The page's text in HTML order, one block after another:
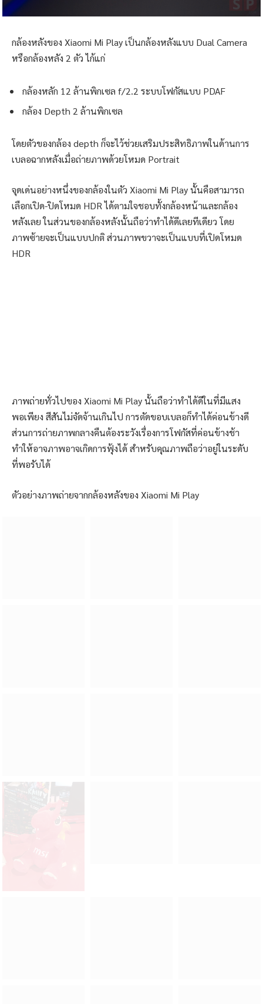
กล้องหลังของ Xiaomi Mi Play เป็นกล้องหลังแบบ Dual Camera
หรือกล้องหลัง 2 ตัว ไก้แก่
กล้องหลัก 12 ล้านพิกเซล f/2.2 ระบบโฟกัสแบบ PDAF
กล้อง Depth 2 ล้านพิกเซล
โดยตัวของกล้อง depth ก็จะไว้ช่วยเสริมประสิทธิภาพในด้านการ
เบลอฉากหลังเมื่อถ่ายภาพด้วยโหมด Portrait
จุดเด่นอย่างหนึ่งของกล้องในตัว Xiaomi Mi Play นั้นคือสามารถ
เลือกเปิด-ปิดโหมด HDR ได้ตามใจชอบทั้งกล้องหน้าและกล้อง
หลังเลย ในส่วนของกล้องหลังนั้นถือว่าทำได้ดีเลยทีเดียว โดย
ภาพซ้ายจะเป็นแบบปกติ ส่วนภาพขวาจะเป็นแบบที่เปิดโหมด
HDR
ภาพถ่ายทั่วไปของ Xiaomi Mi Play นั้นถือว่าทำได้ดีในที่มีแสง
พอเพียง สีสันไม่จัดจ้านเกินไป การตัดขอบเบลอก็ทำได้ค่อนข้างดี
ส่วนการถ่ายภาพกลางคืนต้องระวังเรื่องการโฟกัสที่ค่อนข้างช้า
ทำให้อาจภาพอาจเกิดการฟุ้งได้ สำหรับคุณภาพถือว่าอยู่ในระดับ
ที่พอรับได้
ตัวอย่างภาพถ่ายจากกล้องหลังของ Xiaomi Mi Play